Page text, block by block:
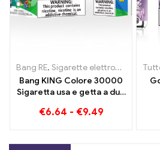
Bang RE, Sigarette elettroniche usa e getta Lituania
Bang KING Colore 30000
Sigaretta usa e getta a due
Watermelon Bubble Gum
€6.64 - €9.49